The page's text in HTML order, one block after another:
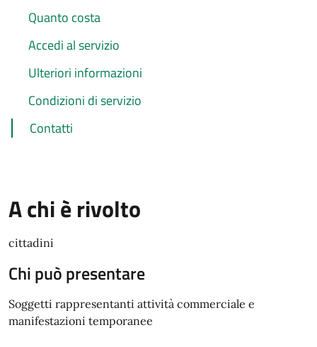
Quanto costa
Accedi al servizio
Ulteriori informazioni
Condizioni di servizio
Contatti
A chi è rivolto
cittadini
Chi può presentare
Soggetti rappresentanti attività commerciale e
manifestazioni temporanee